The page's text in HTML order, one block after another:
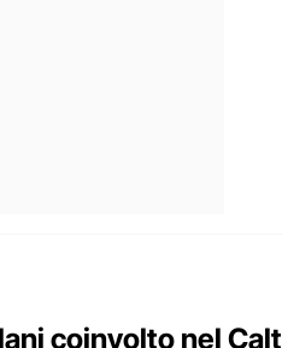
coinvolto nel